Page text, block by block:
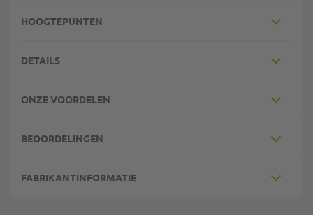
HOOGTEPUNTEN
DETAILS
ONZE VOORDELEN
BEOORDELINGEN
FABRIKANTINFORMATIE